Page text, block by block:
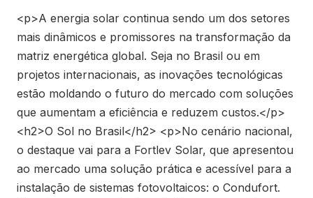
<p>A energia solar continua sendo um dos setores
mais dinâmicos e promissores na transformação da
matriz energética global. Seja no Brasil ou em
projetos internacionais, as inovações tecnológicas
estão moldando o futuro do mercado com soluções
que aumentam a eficiência e reduzem custos.</p>
<h2>O Sol no Brasil</h2> <p>No cenário nacional,
o destaque vai para a Fortlev Solar, que apresentou
ao mercado uma solução prática e acessível para a
instalação de sistemas fotovoltaicos: o Condufort.